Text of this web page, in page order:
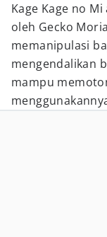
Kage Kage no
oleh Gecko
memanipulasi
mengendalikan
mampu